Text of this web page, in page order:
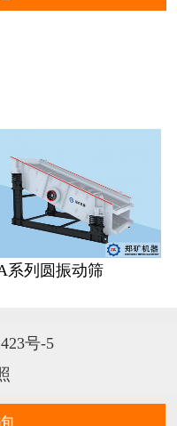
系列圆振动筛
号-5